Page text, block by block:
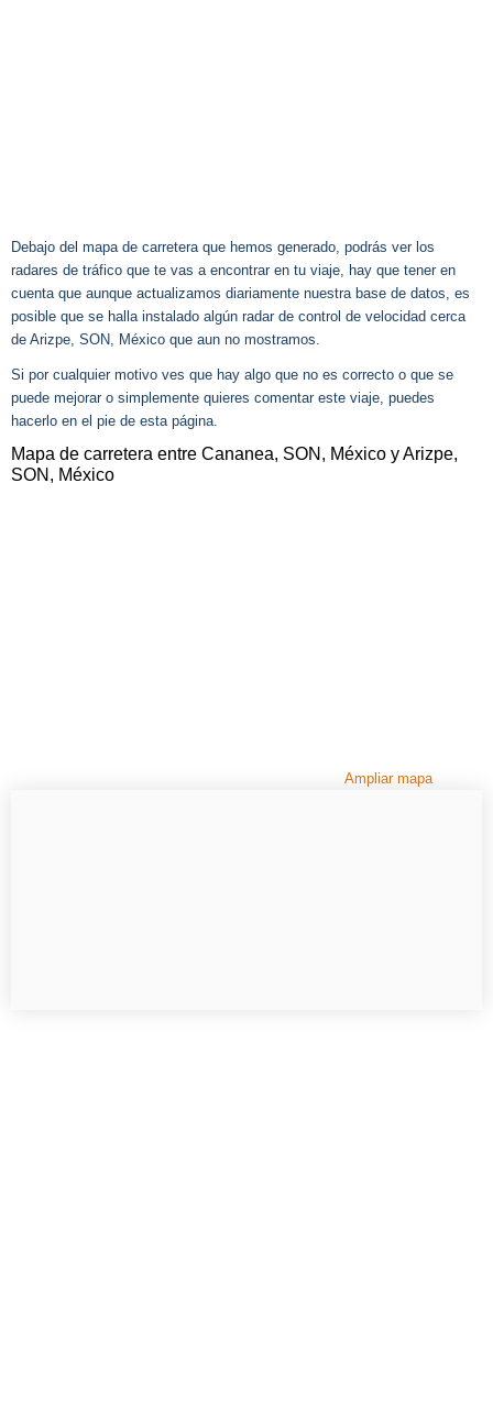
Debajo del mapa de carretera que hemos generado, podrás ver los
radares de tráfico que te vas a encontrar en tu viaje, hay que tener en
cuenta que aunque actualizamos diariamente nuestra base de datos, es
posible que se halla instalado algún radar de control de velocidad cerca
de Arizpe, SON, México que aun no mostramos.
Si por cualquier motivo ves que hay algo que no es correcto o que se
puede mejorar o simplemente quieres comentar este viaje, puedes
hacerlo en el pie de esta página.
Mapa de carretera entre Cananea, SON, México y Arizpe,
SON, México
Ampliar mapa